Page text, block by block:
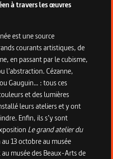
à travers les œuvres
est une source
courants artistiques, de
en passant par le cubisme,
l’abstraction. Cézanne,
Gauguin… : tous ces
et des lumières
leurs ateliers et y ont
Enfin, ils s’y sont
Le grand atelier du
13 octobre au musée
musée des Beaux-Arts de